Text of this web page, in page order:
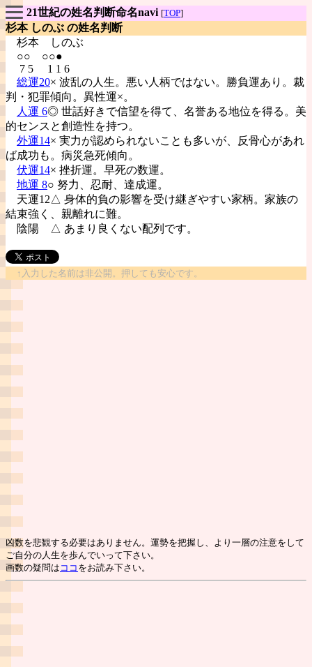
21世紀の姓名判断命名navi [TOP]
杉本 しのぶ の姓名判断
杉本
しのぶ
○○ ○○●
7 5 1 1 6
総運20× 波乱の人生。悪い人柄ではない。勝負運あり。裁
判・犯罪傾向。異性運×。
人運 6◎ 世話好きで信望を得て、名誉ある地位を得る。美
的センスと創造性を持つ。
外運14× 実力が認められないことも多いが、反骨心があれ
ば成功も。病災急死傾向。
伏運14× 挫折運。早死の数運。
地運 8○ 努力、忍耐、達成運。
天運12△ 身体的負の影響を受け継ぎやすい家柄。家族の
結束強く、親離れに難。
陰陽
△ あまり良くない配列です。
↑入力した名前は非公開。押しても安心です。
凶数を悲観する必要はありません。運勢を把握し、より一層の注意をして
ご自分の人生を歩んでいって下さい。
画数の疑問は ココ をお読み下さい。